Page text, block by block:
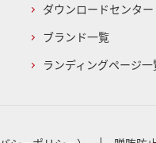
ダウンロードセンター
ブランド一覧
ランディングページ一